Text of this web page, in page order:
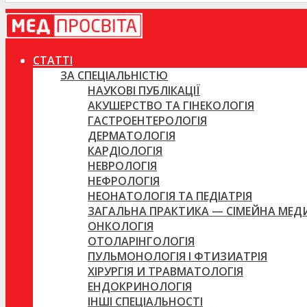
СТАТТІ
ЗА СПЕЦІАЛЬНІСТЮ
НАУКОВІ ПУБЛІКАЦІЇ
АКУШЕРСТВО ТА ГІНЕКОЛОГІЯ
ГАСТРОЕНТЕРОЛОГІЯ
ДЕРМАТОЛОГІЯ
КАРДІОЛОГІЯ
НЕВРОЛОГІЯ
НЕФРОЛОГІЯ
НЕОНАТОЛОГІЯ ТА ПЕДІАТРІЯ
ЗАГАЛЬНА ПРАКТИКА — СІМЕЙНА
ОНКОЛОГІЯ
ОТОЛАРІНГОЛОГІЯ
ПУЛЬМОНОЛОГІЯ І ФТИЗИАТРІЯ
ХІРУРГІЯ И ТРАВМАТОЛОГІЯ
ЕНДОКРИНОЛОГІЯ
ІНШІ СПЕЦІАЛЬНОСТІ